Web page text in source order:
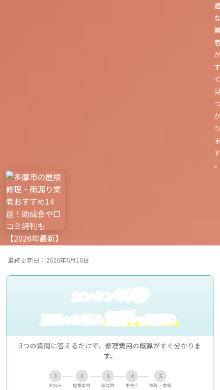
最終更新日：2026年6月10日
カンタン60秒
屋根のお悩み無料で見積り
3つの質問に答えるだけで、修理費用の概算がすぐ分かりま
す。
1
お悩み
2
屋根素材
3
築年数
4
重視点
5
概算・依頼